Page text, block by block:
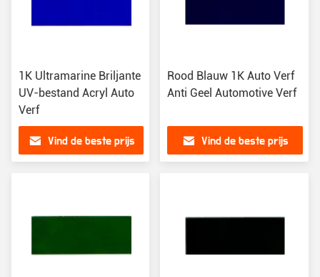
1K Ultramarine Briljante
UV-bestand Acryl Auto
Verf
Vind de beste prijs
Rood Blauw 1K Auto Verf
Anti Geel Automotive Verf
Vind de beste prijs